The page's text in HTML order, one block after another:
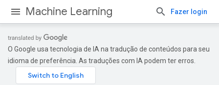
Machine Learning Fazer login
O Google usa tecnologia de IA na tradução de conteúdos para seu
idioma de preferência. As traduções com IA podem ter erros.